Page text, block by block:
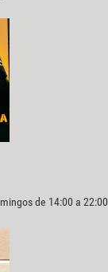
de 14:00 a 22:00